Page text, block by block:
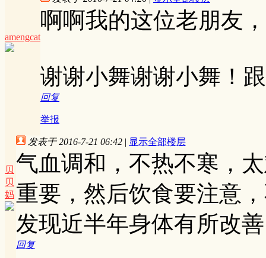
amengcat
啊啊我的这位老朋友
谢谢小舞谢谢小舞！
回复
举报
贝
贝
妈
发表于 2016-7-21 06:42 | 显示全部楼层
气血调和，不热不寒，
重要，然后饮食要注意
发现近半年身体有所改
回复